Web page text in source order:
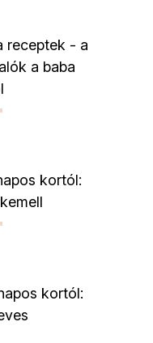
receptek - a
a baba
kortól:
kortól: